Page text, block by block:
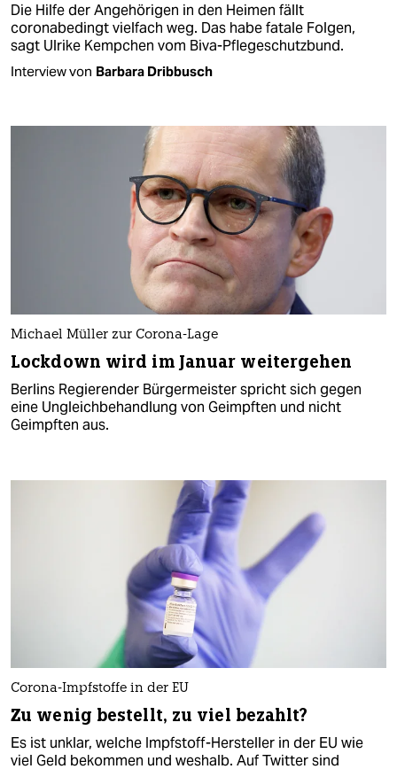
Die Hilfe der Angehörigen in den Heimen fällt
coronabedingt vielfach weg. Das habe fatale Folgen,
sagt Ulrike Kempchen vom Biva-Pflegeschutzbund.
Interview von Barbara Dribbusch
Michael Müller zur Corona-Lage
Lockdown wird im Januar weitergehen
Berlins Regierender Bürgermeister spricht sich gegen
eine Ungleichbehandlung von Geimpften und nicht
Geimpften aus.
Corona-Impfstoffe in der EU
Zu wenig bestellt, zu viel bezahlt?
Es ist unklar, welche Impfstoff-Hersteller in der EU wie
viel Geld bekommen und weshalb. Auf Twitter sind